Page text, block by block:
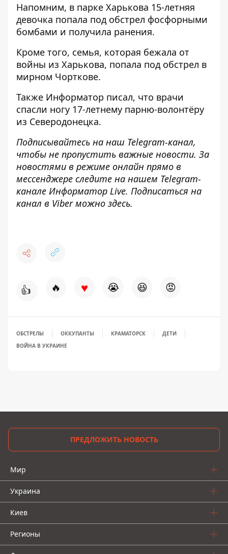
Напомним, в парке Харькова 15-летняя
девочка попала под обстрел фосфорными
бомбами и получила ранения.
Кроме того, семья, которая бежала от
войны из Харькова, попала под обстрел в
мирном Чорткове.
Также Информатор писал, что врачи
спасли ногу 17-летнему парню-волонтёру
из Северодонецка.
Подписывайтесь на наш Telegram-канал,
чтобы не пропустить важные новости. За
новостями в режиме онлайн прямо в
мессенджере следите на нашем Telegram-
канале Информатор Live. Подписаться на
канал в Viber можно здесь.
👍 🔥 ♥ 😭 😆 😡
ОБСТРЕЛЫ ОККУПАНТЫ КРАМАТОРСК
ДЕТИ
ВОЙНА В УКРАИНЕ
ПРЕДЛОЖИТЬ НОВОСТЬ
Мир
Украина
Киев
Регионы